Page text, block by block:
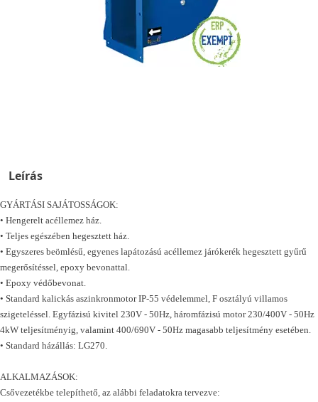
Leírás
GYÁRTÁSI SAJÁTOSSÁGOK:
• Hengerelt acéllemez ház.
• Teljes egészében hegesztett ház.
• Egyszeres beömlésű, egyenes lapátozású acéllemez járókerék hegesztett gyűrű
megerősítéssel, epoxy bevonattal.
• Epoxy védőbevonat.
• Standard kalickás aszinkronmotor IP-55 védelemmel, F osztályú villamos
szigeteléssel. Egyfázisú kivitel 230V - 50Hz, háromfázisú motor 230/400V - 50Hz
4kW teljesítményig, valamint 400/690V - 50Hz magasabb teljesítmény esetében.
• Standard házállás: LG270.
ALKALMAZÁSOK:
Csővezetékbe telepíthető, az alábbi feladatokra tervezve: